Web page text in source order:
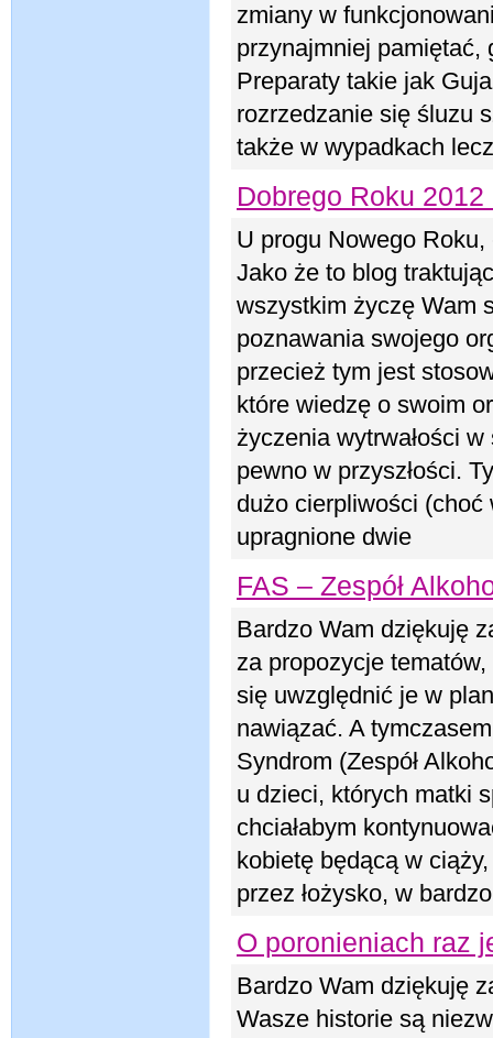
zmiany w
przynajmniej
Preparaty takie jak
rozrzedzanie się śluzu
także w wypadkach
Dobrego Roku 2012
U progu Nowego Roku,
Jako że to blog
wszystkim życzę Wam
poznawania swojego
przecież tym jest
które wiedzę o swoim
życzenia wytrwałości
pewno w przyszłości.
dużo cierpliwości (choć
upragnione dwie
FAS – Zespół
Bardzo Wam dziękuję
za propozycje
się uwzględnić je w
nawiązać. A
Syndrom (Zespół
u dzieci, których matki
chciałabym
kobietę będącą w
przez łożysko, w
O poronieniach raz
Bardzo Wam dziękuję
Wasze historie są